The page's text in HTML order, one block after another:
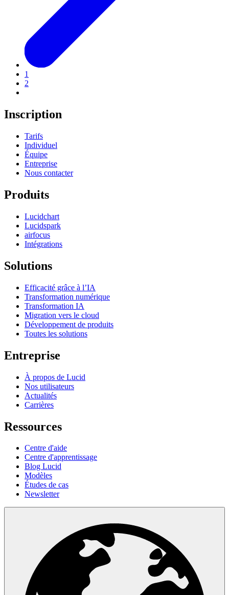
1
2
Inscription
Tarifs
Individuel
Équipe
Entreprise
Nous contacter
Produits
Lucidchart
Lucidspark
airfocus
Intégrations
Solutions
Efficacité grâce à l’IA
Transformation numérique
Transformation IA
Migration vers le cloud
Développement de produits
Toutes les solutions
Entreprise
À propos de Lucid
Nos utilisateurs
Actualités
Carrières
Ressources
Centre d'aide
Centre d'apprentissage
Blog Lucid
Modèles
Études de cas
Newsletter